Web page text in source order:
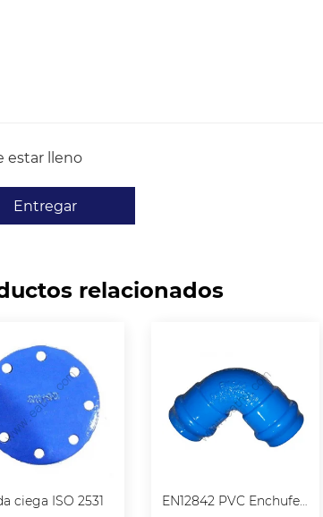
estar lleno
Entregar
relacionados
ciega ISO 2531 EN12842 PVC Enchufes dobles 90 ° Curva